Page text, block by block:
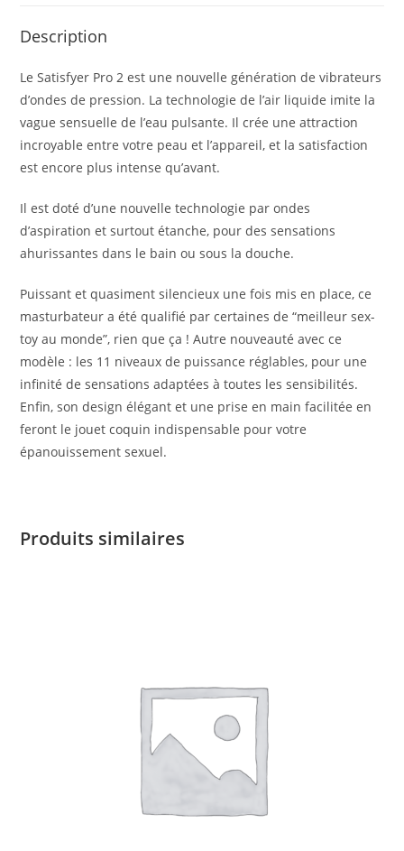
o
k
Description
Le Satisfyer Pro 2 est une nouvelle génération de vibrateurs
d’ondes de pression. La technologie de l’air liquide imite la
vague sensuelle de l’eau pulsante. Il crée une attraction
incroyable entre votre peau et l’appareil, et la satisfaction
est encore plus intense qu’avant.
Il est doté d’une nouvelle technologie par ondes
d’aspiration et surtout étanche, pour des sensations
ahurissantes dans le bain ou sous la douche.
Puissant et quasiment silencieux une fois mis en place, ce
masturbateur a été qualifié par certaines de “meilleur sex-
toy au monde”, rien que ça ! Autre nouveauté avec ce
modèle : les 11 niveaux de puissance réglables, pour une
infinité de sensations adaptées à toutes les sensibilités.
Enfin, son design élégant et une prise en main facilitée en
feront le jouet coquin indispensable pour votre
épanouissement sexuel.
Produits similaires